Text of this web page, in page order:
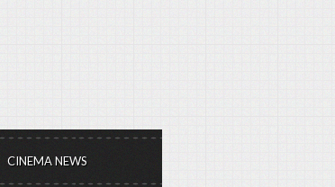
CINEMA NEWS